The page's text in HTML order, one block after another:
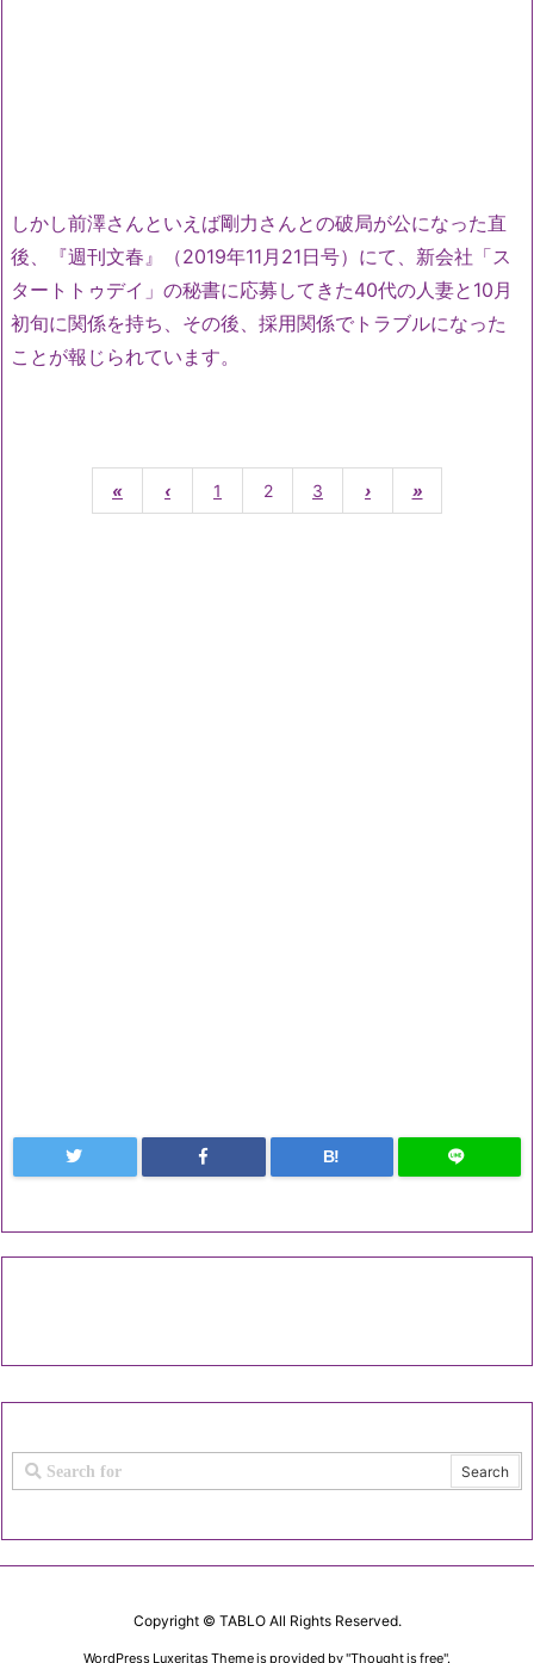
しかし前澤さんといえば剛力さんとの破局が公になった直
後、『週刊文春』（2019年11月21日号）にて、新会社「ス
タートトゥデイ」の秘書に応募してきた40代の人妻と10月
初旬に関係を持ち、その後、採用関係でトラブルになった
ことが報じられています。
« ‹ 1 2 3 › »
B!
Copyright © TABLOAll Rights Reserved.
WordPress Luxeritas Theme is provided by "Thought is free".